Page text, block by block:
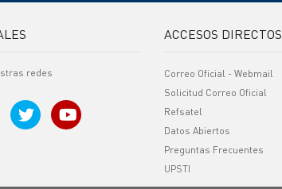
redes
ACCESOS DIRECTOS
Correo Oficial - Webmail
Solicitud Correo Oficial
Refsatel
Datos Abiertos
Preguntas Frecuentes
UPSTI